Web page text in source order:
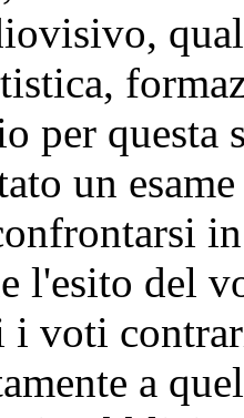
per questa
un
l'esito del
i voti
a